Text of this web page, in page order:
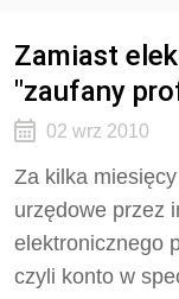
Zamiast
"zaufany
02 wrz 2010
Za kilka
urzędowe przez
elektronicznego
czyli konto w